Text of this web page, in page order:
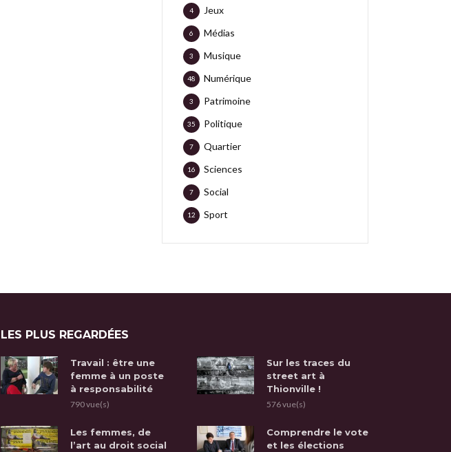
Jeux
4
Médias
6
Musique
3
Numérique
48
Patrimoine
3
Politique
35
Quartier
7
Sciences
16
Social
7
Sport
12
LES PLUS REGARDÉES
Travail : être une
femme à un poste
à responsabilité
790 vue(s)
Sur les traces du
street art à
Thionville !
576 vue(s)
Les femmes, de
l’art au droit social
Comprendre le vote
et les élections